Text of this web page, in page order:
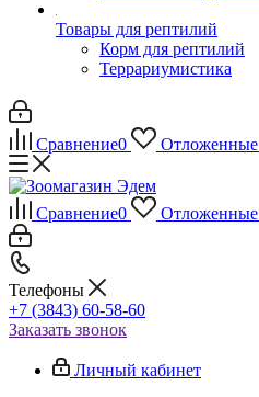
Товары для рептилий
Корм для рептилий
Террариумистика
Сравнение0 Отложенные
Сравнение0 Отложенные
Телефоны
+7 (3843) 60-58-60
Заказать звонок
Личный кабинет